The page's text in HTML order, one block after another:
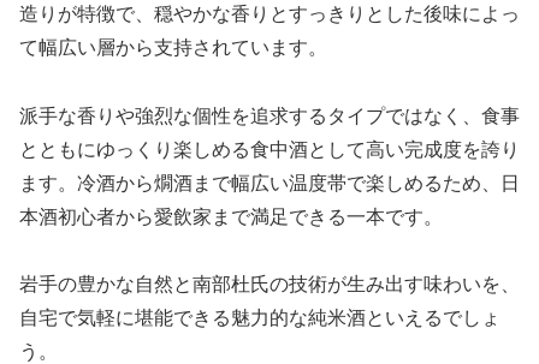
造りが特徴で、穏やかな香りとすっきりとした後味によっ
て幅広い層から支持されています。
派手な香りや強烈な個性を追求するタイプではなく、食事
とともにゆっくり楽しめる食中酒として高い完成度を誇り
ます。冷酒から燗酒まで幅広い温度帯で楽しめるため、日
本酒初心者から愛飲家まで満足できる一本です。
岩手の豊かな自然と南部杜氏の技術が生み出す味わいを、
自宅で気軽に堪能できる魅力的な純米酒といえるでしょ
う。